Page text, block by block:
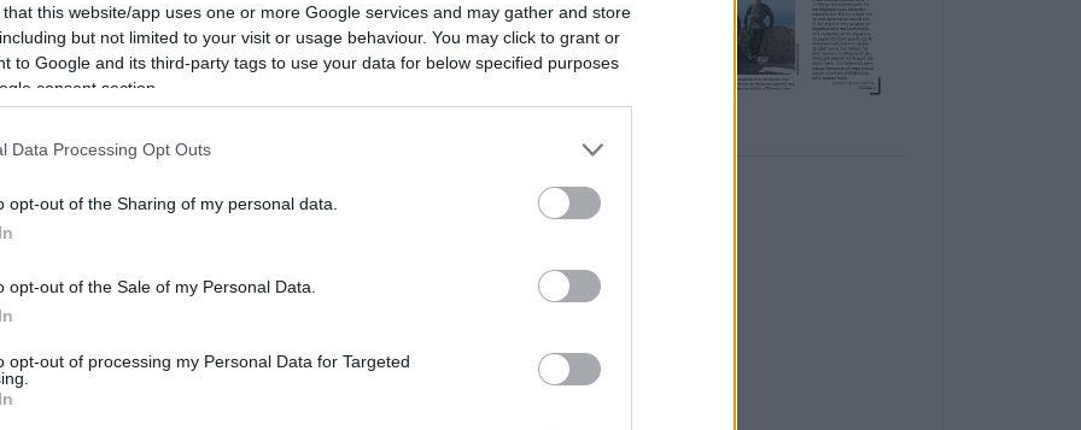
that this website/app uses one or more Google services and may gather and store
but not limited to your visit or usage behaviour. You may click to grant or
to Google and its third-party tags to use your data for below specified purposes
consent section.
Data Processing Opt Outs
opt-out of the Sharing of my personal data.
opt-out of the Sale of my Personal Data.
opt-out of processing my Personal Data for Targeted
Κοζάνης και τομεάρχη
βουλευτή Κοζάνης και τομεάρχη Τουρισμού
θα συναντηθεί με τον δήμαρχο Κεντρικής
τον αντιδήμαρχο Τουρισμού Σπ.
της Νομαρχιακής Επιτροπής με τη συμμετοχή
της Π.Ε. Κέρκυρας, ενώ στις 7 το απόγευμα θα
του Δημοτικού Θεάτρου, με θέμα τις
ανάπτυξης της Κέρκυρας». Στην